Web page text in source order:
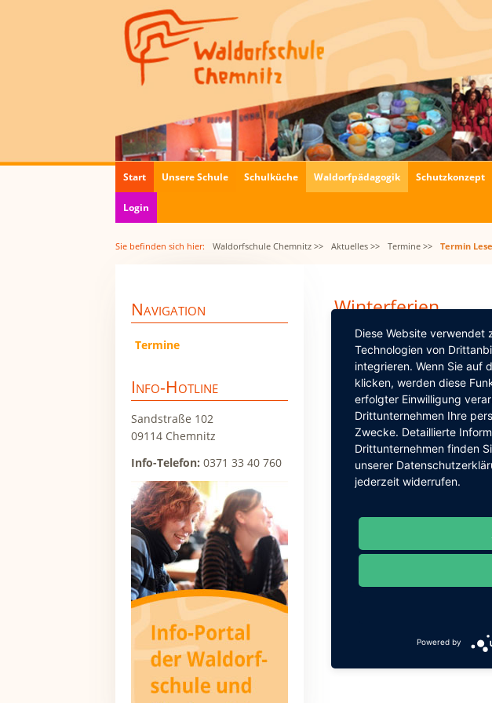
Navigation
Start Unsere Schule Schulküche Waldorfpädagogik Schutzkonzept
Login
Sie befinden sich hier: Waldorfschule Chemnitz >> Aktuelles >> Termine >> Termin
Winterferien
Winterferien
Samstag, 12.02.2022 -
Wir wünschen allen
Zurück
Navigation
Navigation
Termine
Info-Hotline
Sandstraße 102
09114 Chemnitz
Info-Telefon: 0371 33 40 760
Diese Website verwendet
Technologien von
integrieren. Wenn Sie auf
klicken, werden diese
erfolgter Einwilligung
Drittunternehmen Ihre
Zwecke. Detaillierte
Drittunternehmen finden
unserer
jederzeit widerrufen.
Powered by